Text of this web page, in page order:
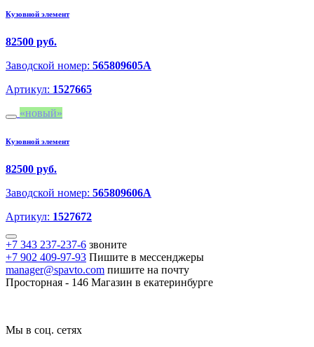
Кузовной элемент
82500 руб.
Заводской номер: 565809605A
Артикул: 1527665
новый
Кузовной элемент
82500 руб.
Заводской номер: 565809606A
Артикул: 1527672
+7 343 237-237-6 звоните
+7 902 409-97-93 Пишите в мессенджеры
manager@spavto.com пишите на почту
Просторная - 146 Магазин в екатеринбурге
Мы в соц. сетях